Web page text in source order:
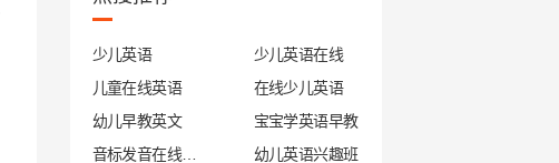
少儿英语
少儿英语在线
儿童在线英语
在线少儿英语
幼儿早教英文
宝宝学英语早教
幼儿英语兴趣班